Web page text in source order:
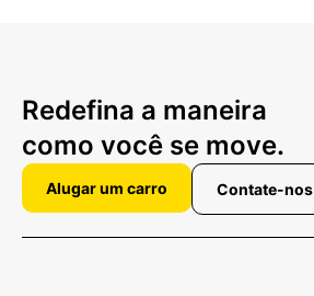
Redefina a maneira
como você se move.
Alugar um carro Contate-nos